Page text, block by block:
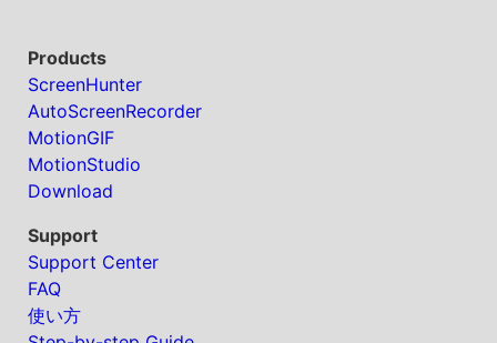
Products
ScreenHunter
AutoScreenRecorder
MotionGIF
MotionStudio
Download
Support
Support Center
FAQ
使い方